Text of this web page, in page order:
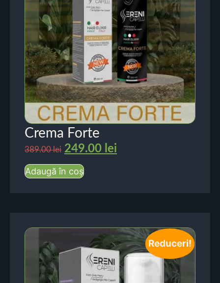
Crema Forte
389.00lei 249.00 lei
Adaugă în coș
Reduceri!